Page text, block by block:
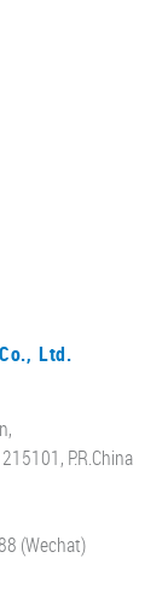
Ltd.
P.R.China
(Wechat)